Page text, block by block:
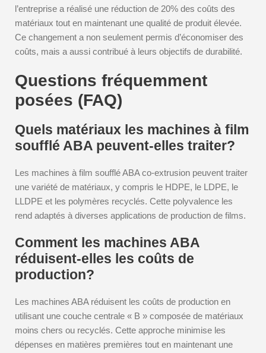
l’entreprise a réalisé une réduction de 20% des coûts des
matériaux tout en maintenant une qualité de produit élevée.
Ce changement a non seulement permis d’économiser des
coûts, mais a aussi contribué à leurs objectifs de durabilité.
Questions fréquemment
posées (FAQ)
Quels matériaux les machines à film
soufflé ABA peuvent-elles traiter?
Les machines à film soufflé ABA co-extrusion peuvent traiter
une variété de matériaux, y compris le HDPE, le LDPE, le
LLDPE et les polymères recyclés. Cette polyvalence les
rend adaptés à diverses applications de production de films.
Comment les machines ABA
réduisent-elles les coûts de
production?
Les machines ABA réduisent les coûts de production en
utilisant une couche centrale « B » composée de matériaux
moins chers ou recyclés. Cette approche minimise les
dépenses en matières premières tout en maintenant une